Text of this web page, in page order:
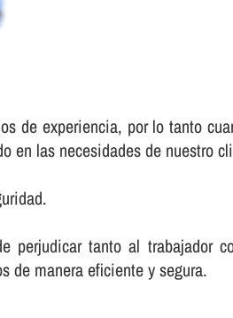
de experiencia, por lo tanto
en las necesidades de nuestro
tanto al trabajador
de manera eficiente y segura.